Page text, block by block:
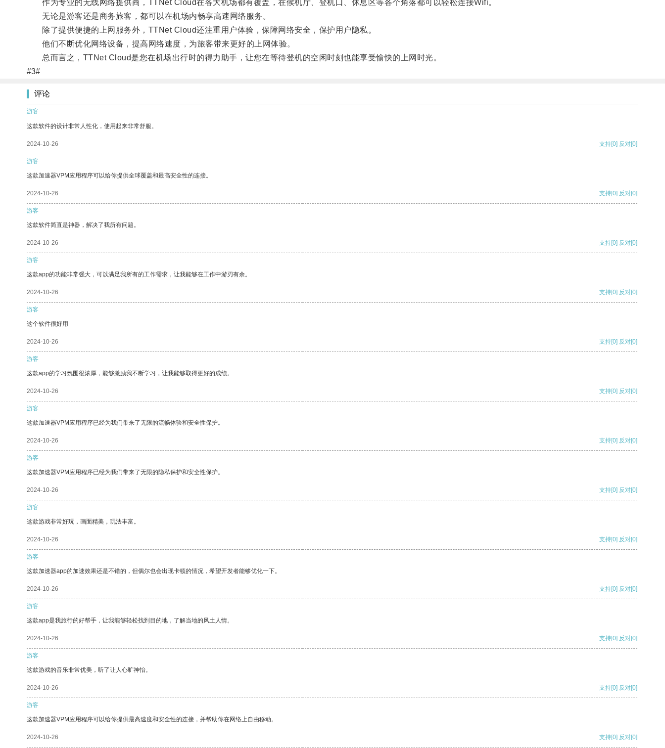
作为专业的无线网络提供商，TTNet Cloud在各大机场都有覆盖，在候机厅、登机口、休息区等各个角落都可以轻松连接Wifi。
无论是游客还是商务旅客，都可以在机场内畅享高速网络服务。
除了提供便捷的上网服务外，TTNet Cloud还注重用户体验，保障网络安全，保护用户隐私。
他们不断优化网络设备，提高网络速度，为旅客带来更好的上网体验。
总而言之，TTNet Cloud是您在机场出行时的得力助手，让您在等待登机的空闲时刻也能享受愉快的上网时光。
#3#
评论
游客
这款软件的设计非常人性化，使用起来非常舒服。
2024-10-26 支持[0] 反对[0]
游客
这款加速器VPM应用程序可以给你提供全球覆盖和最高安全性的连接。
2024-10-26 支持[0] 反对[0]
游客
这款软件简直是神器，解决了我所有问题。
2024-10-26 支持[0] 反对[0]
游客
这款app的功能非常强大，可以满足我所有的工作需求，让我能够在工作中游刃有余。
2024-10-26 支持[0] 反对[0]
游客
这个软件很好用
2024-10-26 支持[0] 反对[0]
游客
这款app的学习氛围很浓厚，能够激励我不断学习，让我能够取得更好的成绩。
2024-10-26 支持[0] 反对[0]
游客
这款加速器VPM应用程序已经为我们带来了无限的流畅体验和安全性保护。
2024-10-26 支持[0] 反对[0]
游客
这款加速器VPM应用程序已经为我们带来了无限的隐私保护和安全性保护。
2024-10-26 支持[0] 反对[0]
游客
这款游戏非常好玩，画面精美，玩法丰富。
2024-10-26 支持[0] 反对[0]
游客
这款加速器app的加速效果还是不错的，但偶尔也会出现卡顿的情况，希望开发者能够优化一下。
2024-10-26 支持[0] 反对[0]
游客
这款app是我旅行的好帮手，让我能够轻松找到目的地，了解当地的风土人情。
2024-10-26 支持[0] 反对[0]
游客
这款游戏的音乐非常优美，听了让人心旷神怡。
2024-10-26 支持[0] 反对[0]
游客
这款加速器VPM应用程序可以给你提供最高速度和安全性的连接，并帮助你在网络上自由移动。
2024-10-26 支持[0] 反对[0]